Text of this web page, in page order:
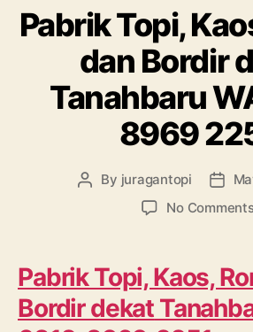
Pabrik Topi,
dan Bordir
Tanahbaru
8969
Post
By juragantopi
Post
No
Pabrik Topi, Kaos,
Bordir dekat